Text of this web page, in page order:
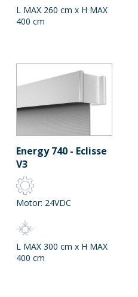
L MAX 260 cm x H MAX
400 cm
Energy 740 - Eclisse
V3
Motor: 24VDC
L MAX 300 cm x H MAX
400 cm